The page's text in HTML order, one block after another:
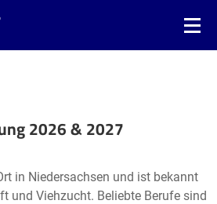
2026 & 2027
Leaflet| ©OpenStreetMap2
in Niedersachsen und ist bekannt
und Viehzucht. Beliebte Berufe sind